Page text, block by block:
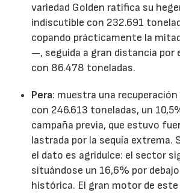
variedad Golden ratifica su
indiscutible con 232.691
copando prácticamente la
—, seguida a gran distancia por
con 86.478 toneladas.
Pera: muestra una
con 246.613 toneladas, un
campaña previa, que estuvo
lastrada por la sequía extrema.
el dato es agridulce: el sector
situándose un 16,6% por
histórica. El gran motor de